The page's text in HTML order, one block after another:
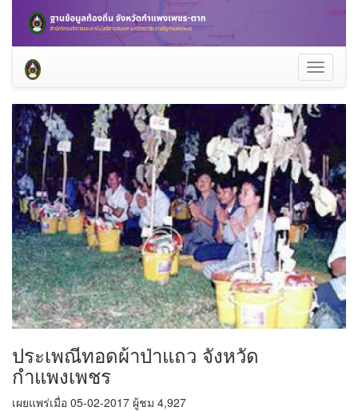
Toggle
ประเพณีทอดผ้าป่าแถว จังหวัด
กำแพงเพชร
เผยแพร่เมื่อ 05-02-2017 ผู้ชม 4,927